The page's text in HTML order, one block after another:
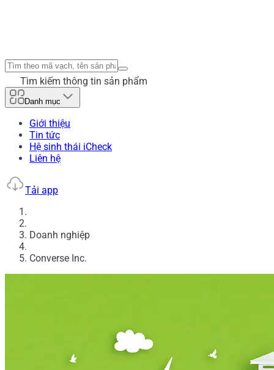
Tìm kiếm thông tin sản phẩm
Danh mục
Giới thiệu
Tin tức
Hệ sinh thái iCheck
Liên hệ
Tải app
Doanh nghiệp
Converse Inc.